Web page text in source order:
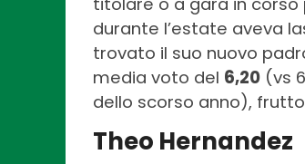
durante l’estate aveva
trovato il suo nuovo
media voto del 6,20 (vs
dello scorso anno),
Theo Hernandez